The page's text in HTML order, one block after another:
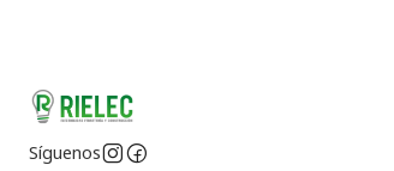
Síguenos